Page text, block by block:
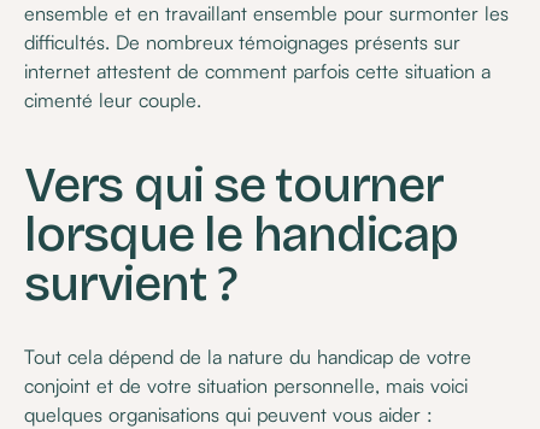
ensemble et en travaillant ensemble pour surmonter les
difficultés. De nombreux témoignages présents sur
internet attestent de comment parfois cette situation a
cimenté leur couple.
Vers qui se tourner
lorsque le handicap
survient ?
Tout cela dépend de la nature du handicap de votre
conjoint et de votre situation personnelle, mais voici
quelques organisations qui peuvent vous aider :